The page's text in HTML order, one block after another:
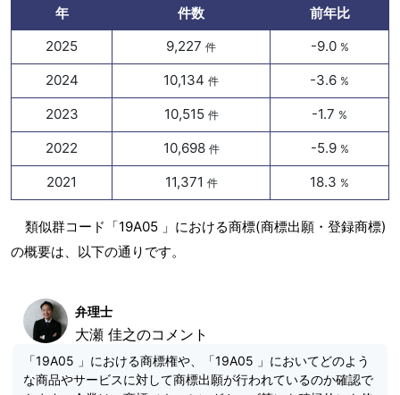
年 件数
前年比
2025
9,227 件 -9.0 %
2024 10,134 件 -3.6 %
2023 10,515 件 -1.7 %
2022 10,698 件 -5.9 %
2021 11,371 件 18.3 %
類似群コード「19A05 」における商標(商標出願・登録商標)
の概要は、以下の通りです。
弁理士
大瀬 佳之のコメント
「19A05 」における商標権や、「19A05 」においてどのよう
な商品やサービスに対して商標出願が行われているのか確認で